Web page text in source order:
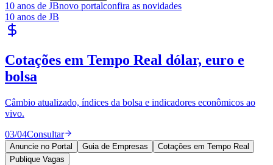
Vitória
10 anos de JBnovo portalconfira as novidades
10 anos de JB
Cotações em Tempo Real dólar, euro e
bolsa
Câmbio atualizado, índices da bolsa e indicadores econômicos ao
vivo.
03/04Consultar
Anuncie no Portal Guia de Empresas
Cotações em Tempo Real
Publique Vagas